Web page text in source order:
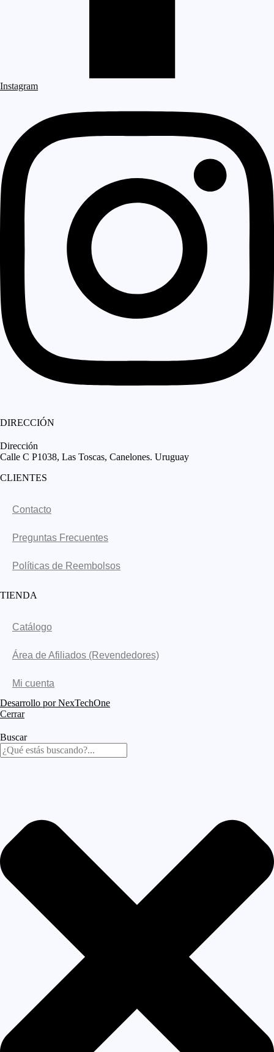
Instagram
DIRECCIÓN
Dirección
Calle C P1038, Las Toscas, Canelones. Uruguay
CLIENTES
Contacto
Preguntas Frecuentes
Políticas de Reembolsos
TIENDA
Catálogo
Área de Afiliados (Revendedores)
Mi cuenta
Desarrollo porNexTechOne
Cerrar
Buscar